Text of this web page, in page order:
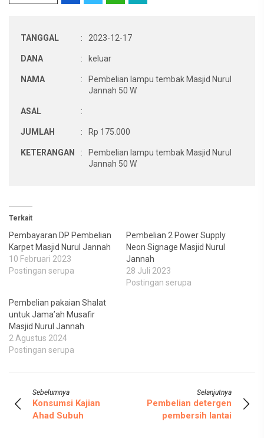
TANGGAL : 2023-12-17
DANA : keluar
NAMA :
Pembelian lampu tembak Masjid Nurul
Jannah 50 W
ASAL :
JUMLAH : Rp 175.000
KETERANGAN :
Pembelian lampu tembak Masjid Nurul
Jannah 50 W
Terkait
Pembayaran DP Pembelian
Karpet Masjid Nurul Jannah
10 Februari 2023
Postingan serupa
Pembelian 2 Power Supply
Neon Signage Masjid Nurul
Jannah
28 Juli 2023
Postingan serupa
Pembelian pakaian Shalat
untuk Jama’ah Musafir
Masjid Nurul Jannah
2 Agustus 2024
Postingan serupa
Sebelumnya
Konsumsi Kajian
Ahad Subuh
Selanjutnya
Pembelian detergen
pembersih lantai